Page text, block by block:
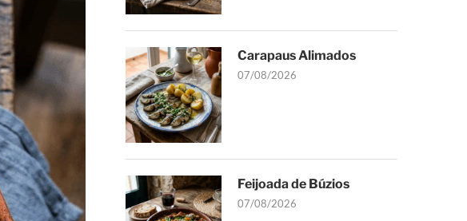
Carapaus Alimados
07/08/2026
Feijoada de Búzios
07/08/2026